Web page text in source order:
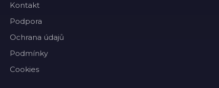
Kontakt
Podpora
Ochrana údajů
Podmínky
Cookies